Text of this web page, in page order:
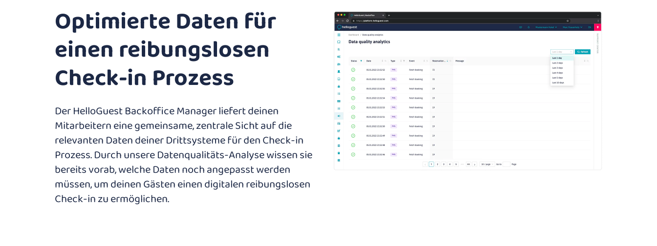
Optimierte Daten für
einen reibungslosen
Check-in Prozess
Der HelloGuest Backoffice Manager liefert deinen
Mitarbeitern eine gemeinsame, zentrale Sicht auf die
relevanten Daten deiner Drittsysteme für den Check-in
Prozess. Durch unsere Datenqualitäts-Analyse wissen sie
bereits vorab, welche Daten noch angepasst werden
müssen, um deinen Gästen einen digitalen reibungslosen
Check-in zu ermöglichen.